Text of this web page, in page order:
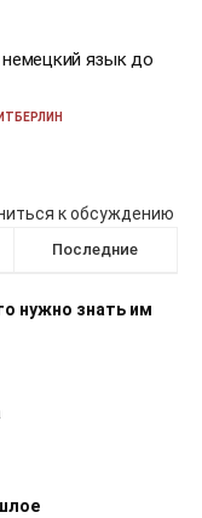
язык до
к обсуждению
Последние
нужно знать им